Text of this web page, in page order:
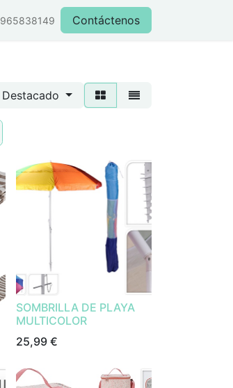
965838149 Contáctenos
Destacado
SOMBRILLA DE PLAYA
MULTICOLOR
25,99 €